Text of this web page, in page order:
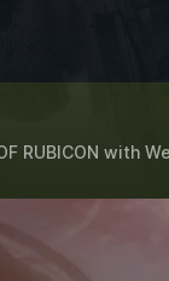
RUBICON with